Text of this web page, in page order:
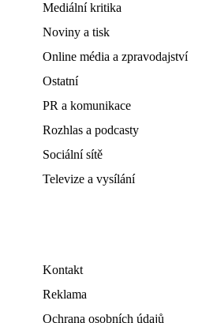
Mediální kritika
Noviny a tisk
Online média a zpravodajství
Ostatní
PR a komunikace
Rozhlas a podcasty
Sociální sítě
Televize a vysílání
Kontakt
Reklama
Ochrana osobních údajů